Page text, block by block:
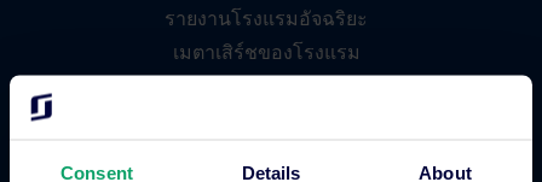
Consent Details About
รายงานโรงแรมอัจฉริยะ
เมตาเสิร์ชของโรงแรม